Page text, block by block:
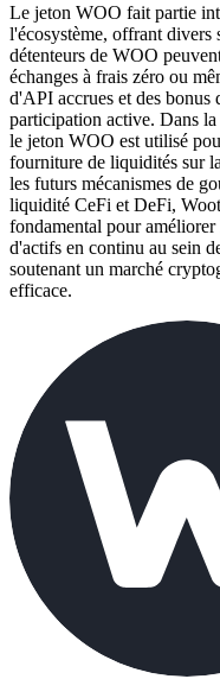
Le jeton WOO fait partie
l'écosystème, offrant
détenteurs de WOO
échanges à frais zéro ou
d'API accrues et des bonus
participation active. Dans
le jeton WOO est utilisé
fourniture de liquidités sur
les futurs mécanismes de
liquidité CeFi et DeFi,
fondamental pour
d'actifs en continu au sein
soutenant un marché
efficace.